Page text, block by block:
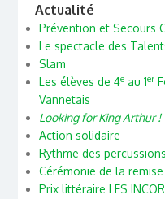
Actualité
Prévention et Secours
Le spectacle des
Slam
Les élèves de 4eau 1er
Vannetais
Looking for King Arthur !
Action solidaire
Rythme des
Cérémonie de la
Prix littéraire LES